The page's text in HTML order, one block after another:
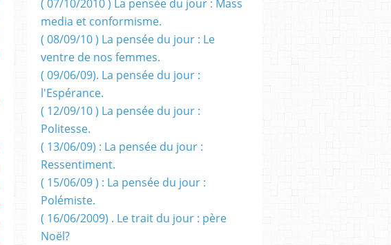
( 07/10/2010 ) La pensée du jour : Mass
media et conformisme.
( 08/09/10 ) La pensée du jour : Le
ventre de nos femmes.
( 09/06/09). La pensée du jour :
l'Espérance.
( 12/09/10 ) La pensée du jour :
Politesse.
( 13/06/09) : La pensée du jour :
Ressentiment.
( 15/06/09 ) : La pensée du jour :
Polémiste.
( 16/06/2009) . Le trait du jour : père
Noël?